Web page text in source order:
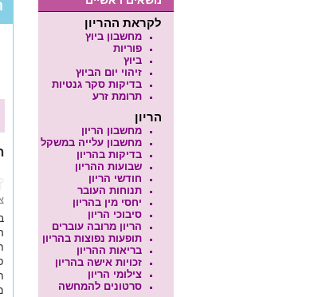
לקראת ההריון
מחשבון ביוץ
פוריות
ביוץ
זיהוי יום הביוץ
בדיקות סקר גנטיות
תרומת זרע
הריון
מחשבון הריון
מחשבון עלייה במשקל
בדיקות בהריון
שבועות ההריון
חודשי הריון
תנוחות העובר
יחסי מין בהריון
סיבוכי הריון
הריון מרובה עוברים
תופעות נפוצות בהריון
בריאות ההריון
זכויות אישה בהריון
צילומי הריון
סרטונים להמחשה